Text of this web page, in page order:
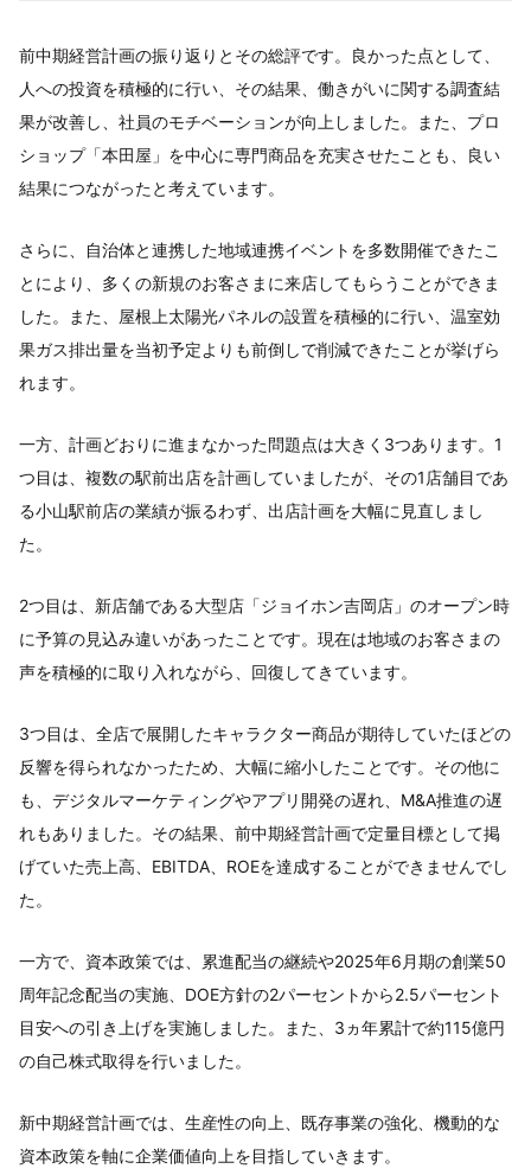
前中期経営計画の振り返りとその総評です。良かった点として、
人への投資を積極的に行い、その結果、働きがいに関する調査結
果が改善し、社員のモチベーションが向上しました。また、プロ
ショップ「本田屋」を中心に専門商品を充実させたことも、良い
結果につながったと考えています。
さらに、自治体と連携した地域連携イベントを多数開催できたこ
とにより、多くの新規のお客さまに来店してもらうことができま
した。また、屋根上太陽光パネルの設置を積極的に行い、温室効
果ガス排出量を当初予定よりも前倒しで削減できたことが挙げら
れます。
一方、計画どおりに進まなかった問題点は大きく3つあります。1
つ目は、複数の駅前出店を計画していましたが、その1店舗目であ
る小山駅前店の業績が振るわず、出店計画を大幅に見直しまし
た。
2つ目は、新店舗である大型店「ジョイホン吉岡店」のオープン時
に予算の見込み違いがあったことです。現在は地域のお客さまの
声を積極的に取り入れながら、回復してきています。
3つ目は、全店で展開したキャラクター商品が期待していたほどの
反響を得られなかったため、大幅に縮小したことです。その他に
も、デジタルマーケティングやアプリ開発の遅れ、M&A推進の遅
れもありました。その結果、前中期経営計画で定量目標として掲
げていた売上高、EBITDA、ROEを達成することができませんでし
た。
一方で、資本政策では、累進配当の継続や2025年6月期の創業50
周年記念配当の実施、DOE方針の2パーセントから2.5パーセント
目安への引き上げを実施しました。また、3ヵ年累計で約115億円
の自己株式取得を行いました。
新中期経営計画では、生産性の向上、既存事業の強化、機動的な
資本政策を軸に企業価値向上を目指していきます。